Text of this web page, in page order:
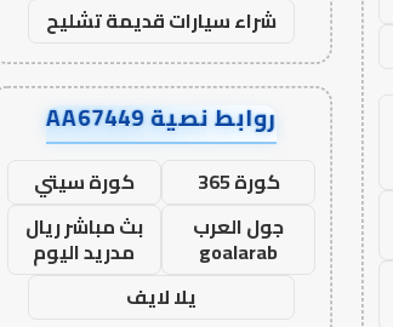
شراء سيارات قديمة تشليح
روابط نصية AA67449
كورة 365
كورة سيتي
جول العرب
goalarab
بث مباشر ريال
مدريد اليوم
يلا لايف